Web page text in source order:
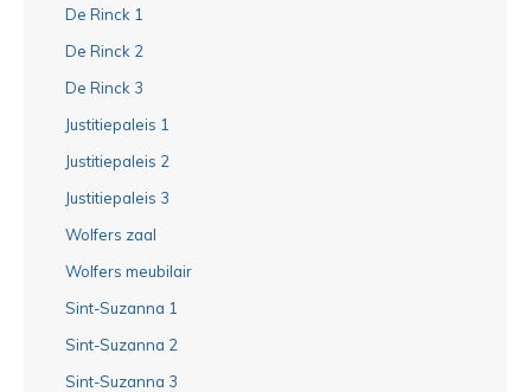
De Rinck 1
De Rinck 2
De Rinck 3
Justitiepaleis 1
Justitiepaleis 2
Justitiepaleis 3
Wolfers zaal
Wolfers meubilair
Sint-Suzanna 1
Sint-Suzanna 2
Sint-Suzanna 3